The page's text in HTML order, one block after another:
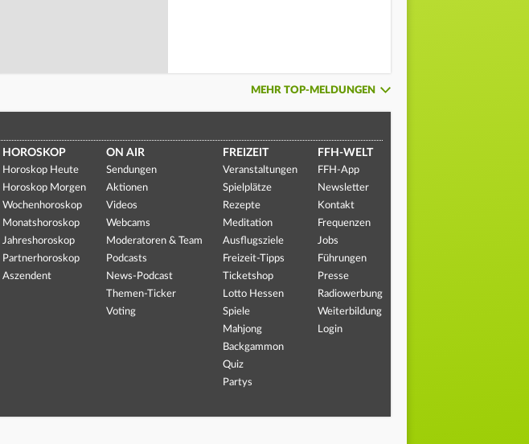
MEHR TOP-MELDUNGEN
HOROSKOP
Horoskop Heute
Horoskop Morgen
Wochenhoroskop
Monatshoroskop
Jahreshoroskop
Partnerhoroskop
Aszendent
ON AIR
Sendungen
Aktionen
Videos
Webcams
Moderatoren & Team
Podcasts
News-Podcast
Themen-Ticker
Voting
FREIZEIT
Veranstaltungen
Spielplätze
Rezepte
Meditation
Ausflugsziele
Freizeit-Tipps
Ticketshop
Lotto Hessen
Spiele
Mahjong
Backgammon
Quiz
Partys
FFH-WELT
FFH-App
Newsletter
Kontakt
Frequenzen
Jobs
Führungen
Presse
Radiowerbung
Weiterbildung
Login